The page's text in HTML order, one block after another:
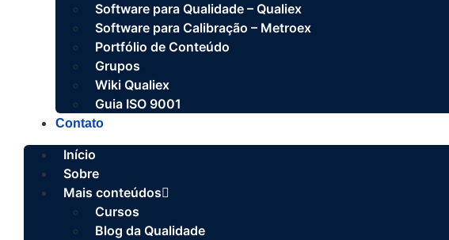
Software para Qualidade – Qualiex
Software para Calibração – Metroex
Portfólio de Conteúdo
Grupos
Wiki Qualiex
Guia ISO 9001
Contato
Início
Sobre
Mais conteúdos
Cursos
Blog da Qualidade